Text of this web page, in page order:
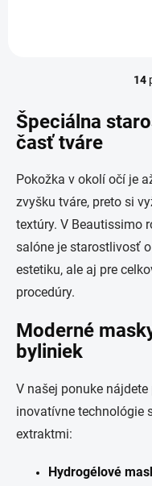
14
Špeciálna
časť tváre
Pokožka v okolí očí je
zvyšku tváre, preto si
textúry. V Beautissimo
salóne je starostlivosť
estetiku, ale aj pre
procedúry.
Moderné
byliniek
V našej ponuke
inovatívne technológie
extraktmi:
Hydrogélové